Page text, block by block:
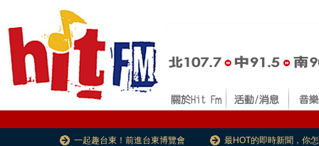
一起趣台東！前進台東博覽會 最HOT的即時新聞，你